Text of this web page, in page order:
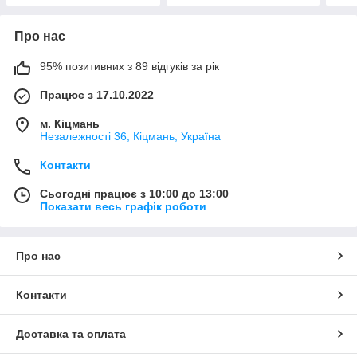
Про нас
95% позитивних з 89 відгуків за рік
Працює з 17.10.2022
м. Кіцмань
Незалежності 36, Кіцмань, Україна
Контакти
Сьогодні працює з 10:00 до 13:00
Показати весь графік роботи
Про нас
Контакти
Доставка та оплата